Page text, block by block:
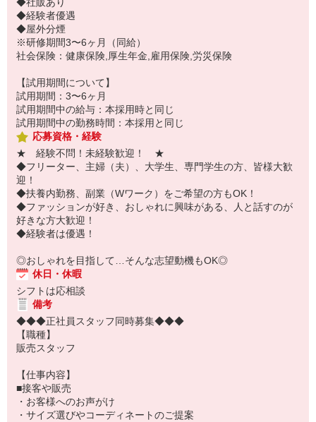
◆経験者優遇
◆屋外分煙
※研修期間3〜6ヶ月（同給）
社会保険：健康保険,厚生年金,雇用保険,労災保険
【試用期間について】
試用期間：3〜6ヶ月
試用期間中の給与：本採用時と同じ
試用期間中の勤務時間：本採用と同じ
応募資格・経験
★ 経験不問！未経験歓迎！ ★
◆フリーター、主婦（夫）、大学生、専門学生の方、皆様大歓
迎！
◆扶養内勤務、副業（Wワーク）をご希望の方もOK！
◆ファッションが好き、おしゃれに興味がある、人と話すのが
好きな方大歓迎！
◆経験者は優遇！
◎おしゃれを目指して…そんな志望動機もOK◎
休日・休暇
シフトは応相談
備考
◆◆◆正社員スタッフ同時募集◆◆◆
【職種】
販売スタッフ
【仕事内容】
■接客や販売
・お客様へのお声がけ
・サイズ選びやコーディネートのご提案